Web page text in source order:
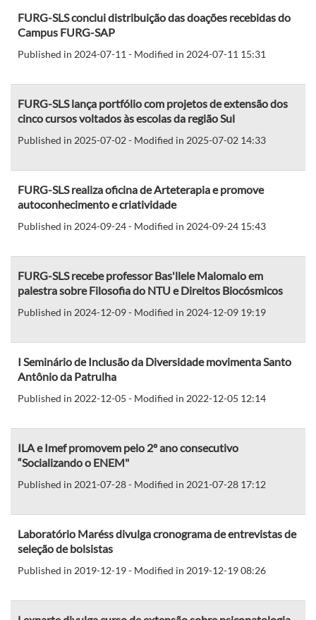
FURG-SLS conclui distribuição das doações recebidas do
Campus FURG-SAP
Published in 2024-07-11 - Modified in 2024-07-11 15:31
FURG-SLS lança portfólio com projetos de extensão dos
cinco cursos voltados às escolas da região Sul
Published in 2025-07-02 - Modified in 2025-07-02 14:33
FURG-SLS realiza oficina de Arteterapia e promove
autoconhecimento e criatividade
Published in 2024-09-24 - Modified in 2024-09-24 15:43
FURG-SLS recebe professor Bas'llele Malomalo em
palestra sobre Filosofia do NTU e Direitos Biocósmicos
Published in 2024-12-09 - Modified in 2024-12-09 19:19
I Seminário de Inclusão da Diversidade movimenta Santo
Antônio da Patrulha
Published in 2022-12-05 - Modified in 2022-12-05 12:14
ILA e Imef promovem pelo 2º ano consecutivo
“Socializando o ENEM"
Published in 2021-07-28 - Modified in 2021-07-28 17:12
Laboratório Maréss divulga cronograma de entrevistas de
seleção de bolsistas
Published in 2019-12-19 - Modified in 2019-12-19 08:26